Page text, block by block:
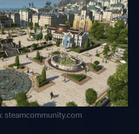
steamcommunity.com